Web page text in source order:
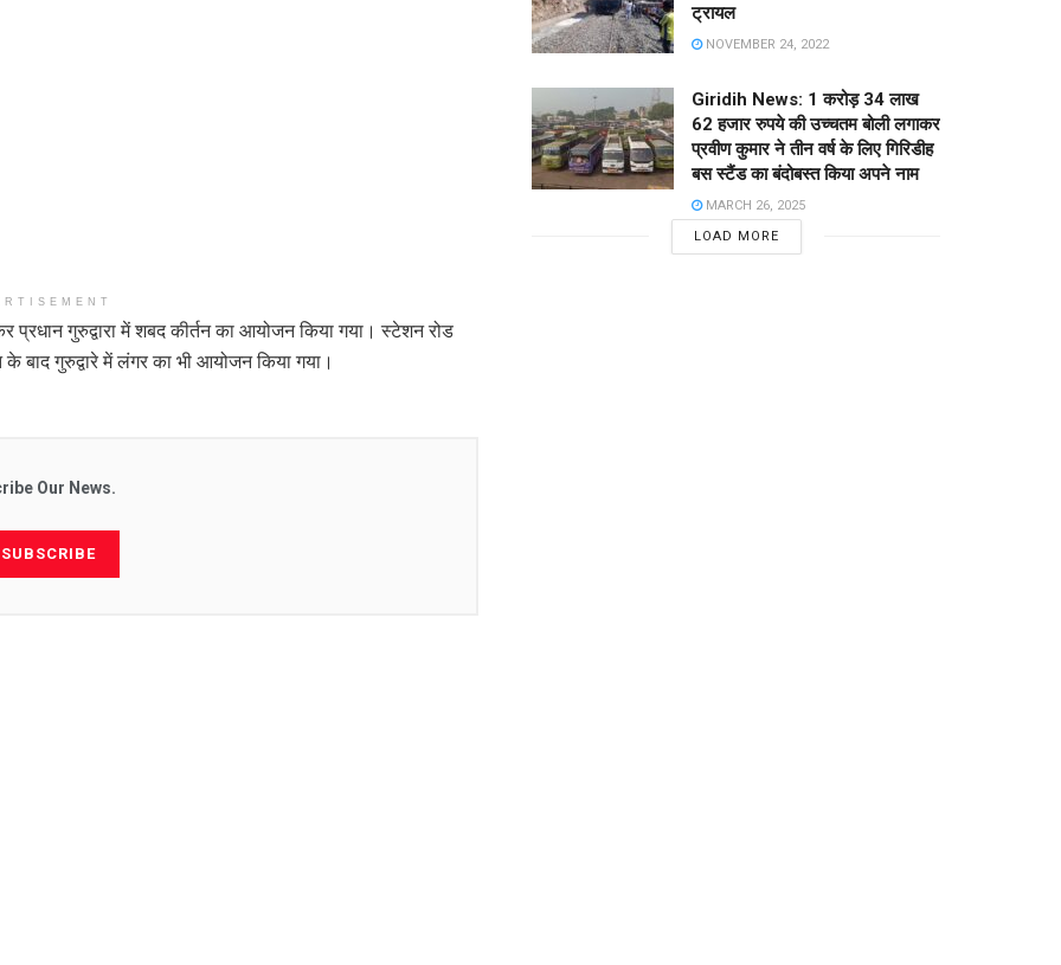
गुरुद्वारा में शबद कीर्तन का आयोजन किया गया। स्टेशन रोड
बाद गुरुद्वारे में लंगर का भी आयोजन किया गया।
Our News.
SUBSCRIBE
ट्रायल
NOVEMBER 24, 2022
Giridih News: 1 करोड़ 34 लाख
62 हजार रुपये की उच्चतम बोली लगाकर
प्रवीण कुमार ने तीन वर्ष के लिए गिरिडीह
बस स्टैंड का बंदोबस्त किया अपने नाम
MARCH 26, 2025
LOAD MORE